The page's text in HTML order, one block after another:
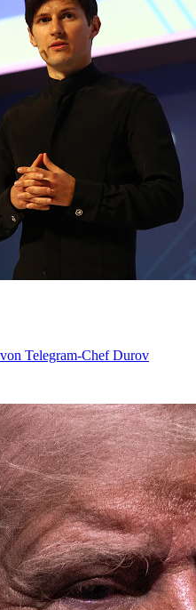
Telegram-Chef Durov